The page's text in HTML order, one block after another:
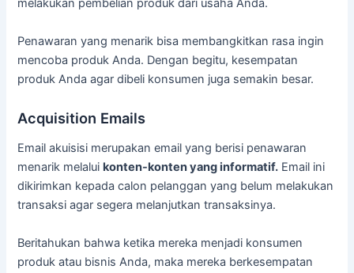
melakukan pembelian produk dari usaha Anda.
Penawaran yang menarik bisa membangkitkan rasa ingin
mencoba produk Anda. Dengan begitu, kesempatan
produk Anda agar dibeli konsumen juga semakin besar.
Acquisition Emails
Email akuisisi merupakan email yang berisi penawaran
menarik melalui konten-konten yang informatif. Email ini
dikirimkan kepada calon pelanggan yang belum melakukan
transaksi agar segera melanjutkan transaksinya.
Beritahukan bahwa ketika mereka menjadi konsumen
produk atau bisnis Anda, maka mereka berkesempatan